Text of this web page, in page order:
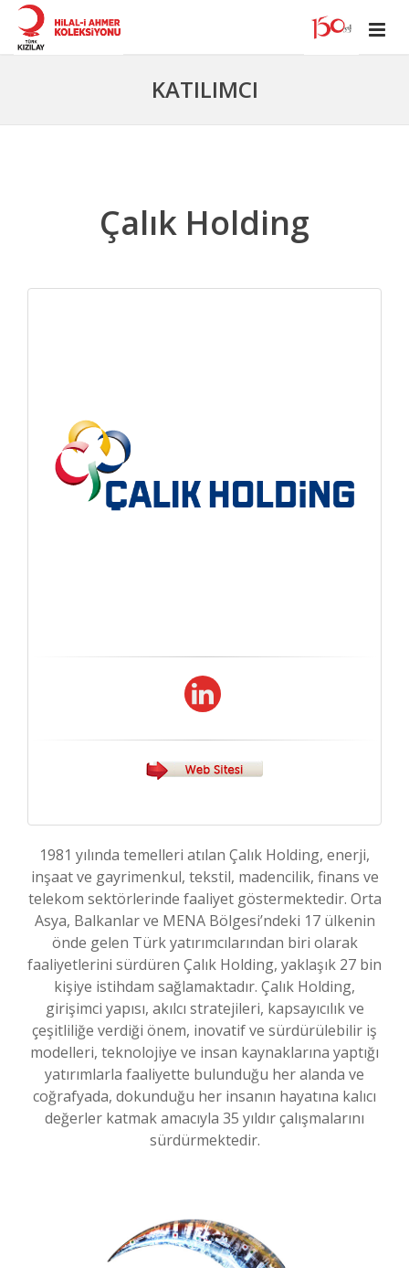
KATILIMCI
Çalık Holding
1981 yılında temelleri atılan Çalık Holding, enerji,
inşaat ve gayrimenkul, tekstil, madencilik, finans ve
telekom sektörlerinde faaliyet göstermektedir. Orta
Asya, Balkanlar ve MENA Bölgesi’ndeki 17 ülkenin
önde gelen Türk yatırımcılarından biri olarak
faaliyetlerini sürdüren Çalık Holding, yaklaşık 27 bin
kişiye istihdam sağlamaktadır. Çalık Holding,
girişimci yapısı, akılcı stratejileri, kapsayıcılık ve
çeşitliliğe verdiği önem, inovatif ve sürdürülebilir iş
modelleri, teknolojiye ve insan kaynaklarına yaptığı
yatırımlarla faaliyette bulunduğu her alanda ve
coğrafyada, dokunduğu her insanın hayatına kalıcı
değerler katmak amacıyla 35 yıldır çalışmalarını
sürdürmektedir.